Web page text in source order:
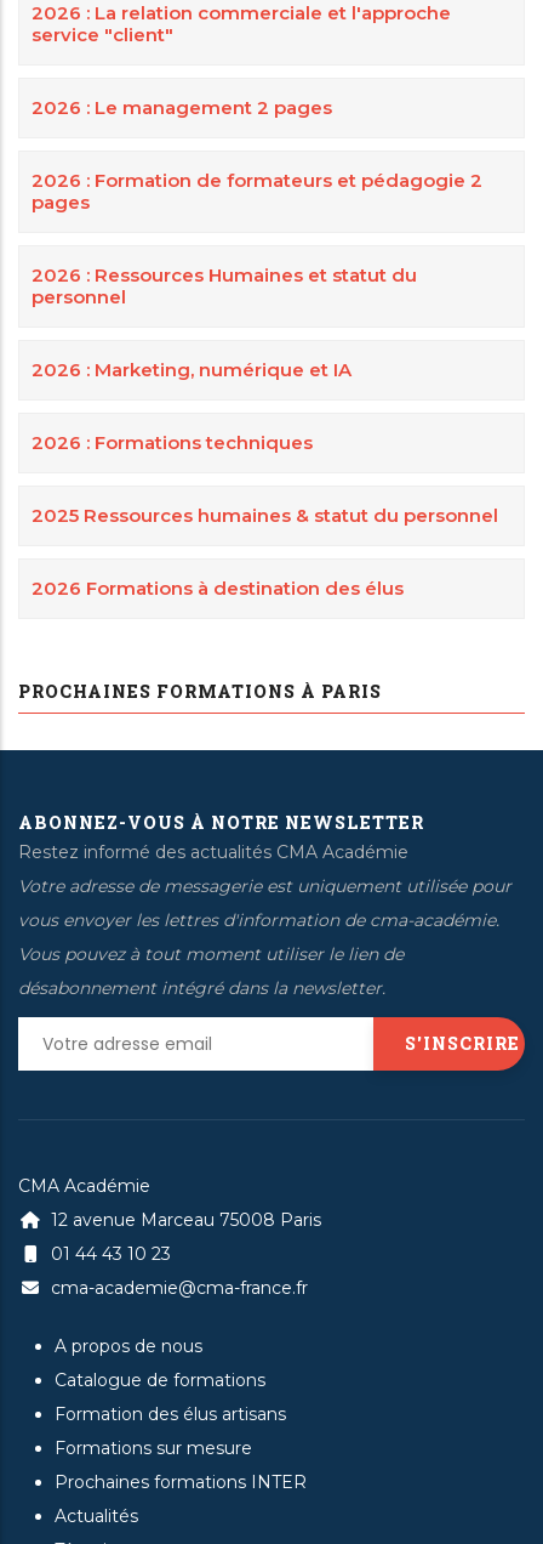
2026 : La relation commerciale et l'approche
service "client"
2026 : Le management 2 pages
2026 : Formation de formateurs et pédagogie 2
pages
2026 : Ressources Humaines et statut du
personnel
2026 : Marketing, numérique et IA
2026 : Formations techniques
2025 Ressources humaines & statut du personnel
2026 Formations à destination des élus
PROCHAINES FORMATIONS À PARIS
ABONNEZ-VOUS À NOTRE NEWSLETTER
Restez informé des actualités CMA Académie
Votre adresse de messagerie est uniquement utilisée pour
vous envoyer les lettres d'information de cma-académie.
Vous pouvez à tout moment utiliser le lien de
désabonnement intégré dans la newsletter.
CMA Académie
12 avenue Marceau 75008 Paris
01 44 43 10 23
cma-academie@cma-france.fr
A propos de nous
Catalogue de formations
Formation des élus artisans
Formations sur mesure
Prochaines formations INTER
Actualités